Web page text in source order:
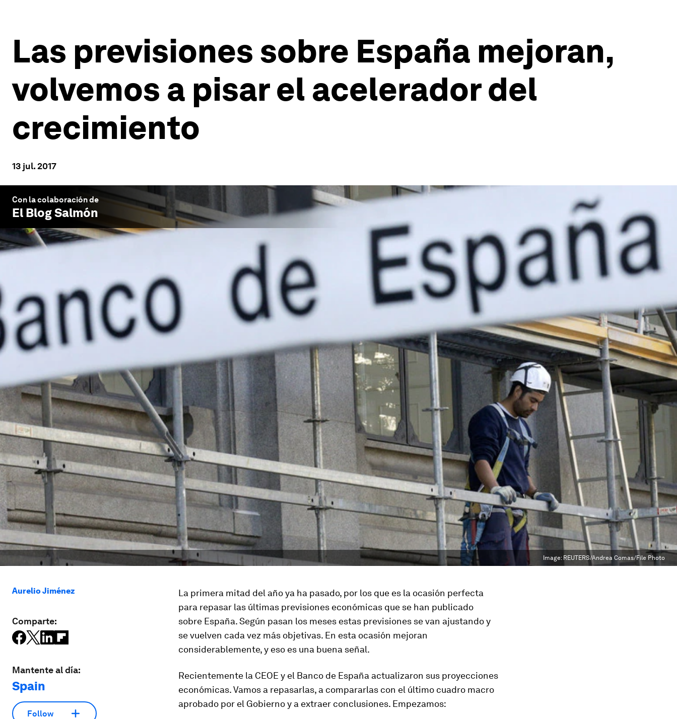
Las previsiones sobre España mejoran,
volvemos a pisar el acelerador del
crecimiento
13 jul. 2017
Con la colaboración de
El Blog Salmón
Image: REUTERS/Andrea Comas/File Photo
Aurelio Jiménez
Comparte:
Mantente al día:
Spain
Follow
La primera mitad del año ya ha pasado, por los que es la ocasión perfecta
para repasar las últimas previsiones económicas que se han publicado
sobre España. Según pasan los meses estas previsiones se van ajustando y
se vuelven cada vez más objetivas. En esta ocasión mejoran
considerablemente, y eso es una buena señal.
Recientemente la CEOE y el Banco de España actualizaron sus proyecciones
económicas. Vamos a repasarlas, a compararlas con el último cuadro macro
aprobado por el Gobierno y a extraer conclusiones. Empezamos: